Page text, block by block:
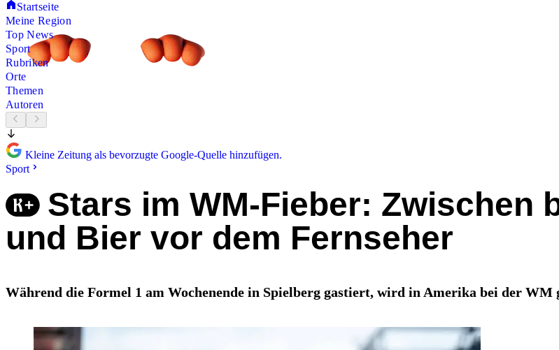
Startseite
Meine Region
Top News
Sport
Rubriken
Orte
Themen
Autoren
Kleine Zeitung als bevorzugte Google-Quelle hinzufügen.
Sport
Stars im WM-Fieber: Zwischen
und Bier vor dem Fernseher
Während die Formel 1 am Wochenende in Spielberg gastiert, wird in Amerika bei der